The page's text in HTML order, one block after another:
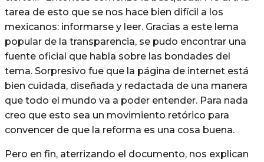
tarea de esto que se nos hace bien difícil a los
mexicanos: informarse y leer. Gracias a este lema
popular de la transparencia, se pudo encontrar una
fuente oficial que habla sobre las bondades del
tema. Sorpresivo fue que la página de internet está
bien cuidada, diseñada y redactada de una manera
que todo el mundo va a poder entender. Para nada
creo que esto sea un movimiento retórico para
convencer de que la reforma es una cosa buena.
Pero en fin, aterrizando el documento, nos explican